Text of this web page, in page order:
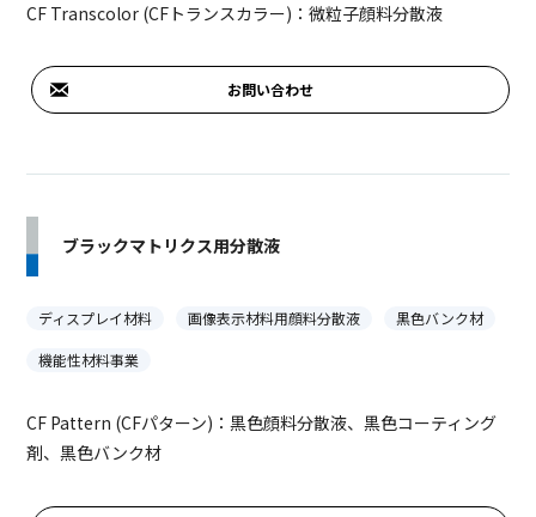
CF Transcolor (CFトランスカラー)：微粒子顔料分散液
お問い合わせ
ブラックマトリクス用分散液
ディスプレイ材料 画像表示材料用顔料分散液 黒色バンク材
機能性材料事業
CF Pattern (CFパターン)：黒色顔料分散液、黒色コーティング
剤、黒色バンク材